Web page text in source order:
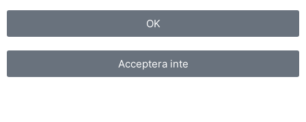
OK
Acceptera inte